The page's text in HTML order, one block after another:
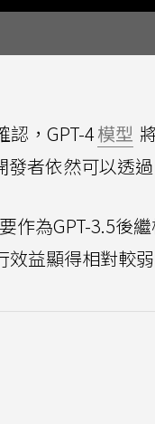
認，GPT-4模型
發者依然可以透過
作為GPT-3.5後
益顯得相對較弱